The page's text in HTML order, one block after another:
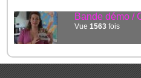
Bande démo /
Vue1563 fois